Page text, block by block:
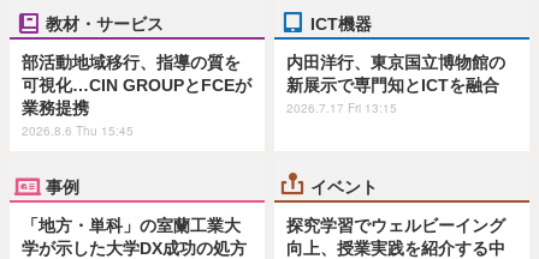
教材・サービス
部活動地域移行、指導の質を
可視化…CIN GROUPとFCEが
業務提携
2026.8.6 Thu 15:45
ICT機器
内田洋行、東京国立博物館の
新展示で専門知とICTを融合
2026.7.17 Fri 13:15
事例
「地方・単科」の室蘭工業大
学が示した大学DX成功の処方
イベント
探究学習でウェルビーイング
向上、授業実践を紹介する中